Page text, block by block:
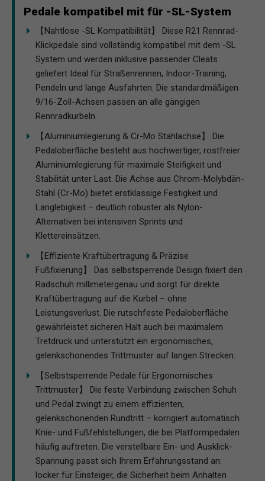
Pedale kompatibel mit für -SL-System
【Nahtlose -SL Kompatibilität】 Diese R21 Rennrad-
Klickpedale sind vollständig kompatibel mit dem -SL
System und werden inklusive passender Cleats
geliefert Ideal für Straßenrennen, Indoor-Training,
Pendeln und lange Ausfahrten. Die standardmäßigen
9/16-Zoll-Achsen passen an alle gängigen
Rennradkurbeln.
【Aluminiumlegierung & Cr-Mo Stahlachse】 Die
Pedaloberfläche besteht aus hochwertiger, rostfreier
Aluminiumlegierung für maximale Steifigkeit und
Stabilität unter Last. Die Achse aus Chrom-Molybdän-
Stahl (Cr-Mo) bietet erstklassige Festigkeit und
Langlebigkeit – deutlich robuster als Nylon-
Alternativen bei intensiven Sprints und
Klettereinsätzen.
【Effiziente Kraftübertragung & Präzise
Fußfixierung】 Das selbstsperrende Design fixiert den
Radschuh millimetergenau und sorgt für direkte
Kraftübertragung auf die Kurbel – ohne
Leistungsverlust. Die rutschfeste Pedaloberfläche
gewährleistet sicheren Halt auch bei maximalem
Tretdruck und unterstützt ein ergonomisches,
gelenkschonendes Trittmuster auf langen Strecken.
【Selbstsperrende Pedale für Ergonomisches
Trittmuster】 Die feste Verbindung zwischen Schuh
und Pedal zwingt zu einem effizienten,
gelenkschonenden Rundtritt – korrigiert automatisch
Knie- und Fußfehlstellungen, die bei Platformpedalen
häufig auftreten. Die verstellbare Ein- und Ausklick-
Spannung passt sich Ihrem Erfahrungsstand an:
locker für Einsteiger, die Sicherheit beim Anhalten